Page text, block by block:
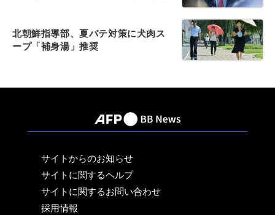
北朝鮮指導部、夏バテ対策に犬肉ス
ープ「補身湯」推奨
サイトからのお知らせ
サイトに関するヘルプ
サイトに関するお問い合わせ
採用情報